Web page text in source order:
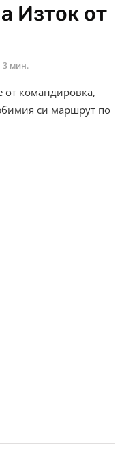
Изток от
3 мин.
от командировка,
си маршрут по